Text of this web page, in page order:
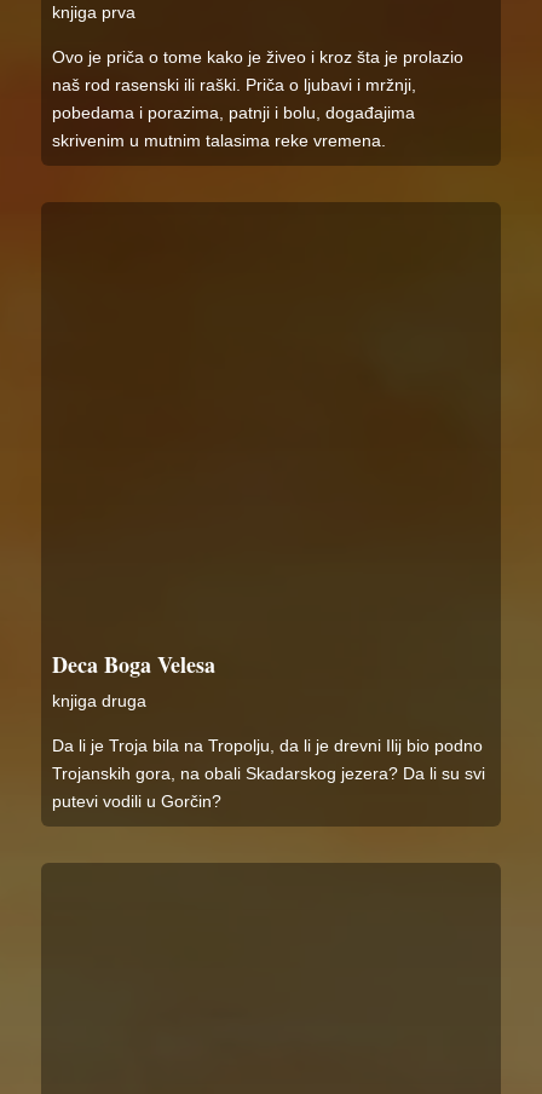
knjiga prva
Ovo je priča o tome kako je živeo i kroz šta je prolazio
naš rod rasenski ili raški. Priča o ljubavi i mržnji,
pobedama i porazima, patnji i bolu, događajima
skrivenim u mutnim talasima reke vremena.
Deca Boga Velesa
knjiga druga
Da li je Troja bila na Tropolju, da li je drevni Ilij bio podno
Trojanskih gora, na obali Skadarskog jezera? Da li su svi
putevi vodili u Gorčin?